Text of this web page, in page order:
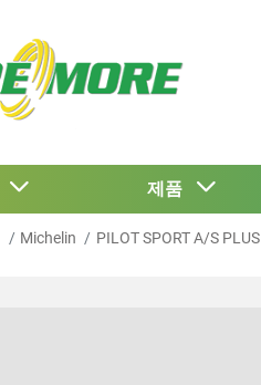
제품
Michelin PILOT SPORT A/S PLUS